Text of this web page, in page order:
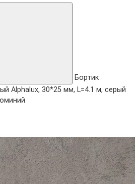
Бортик
Alphalux, 30*25 мм, L=4.1 м, серый